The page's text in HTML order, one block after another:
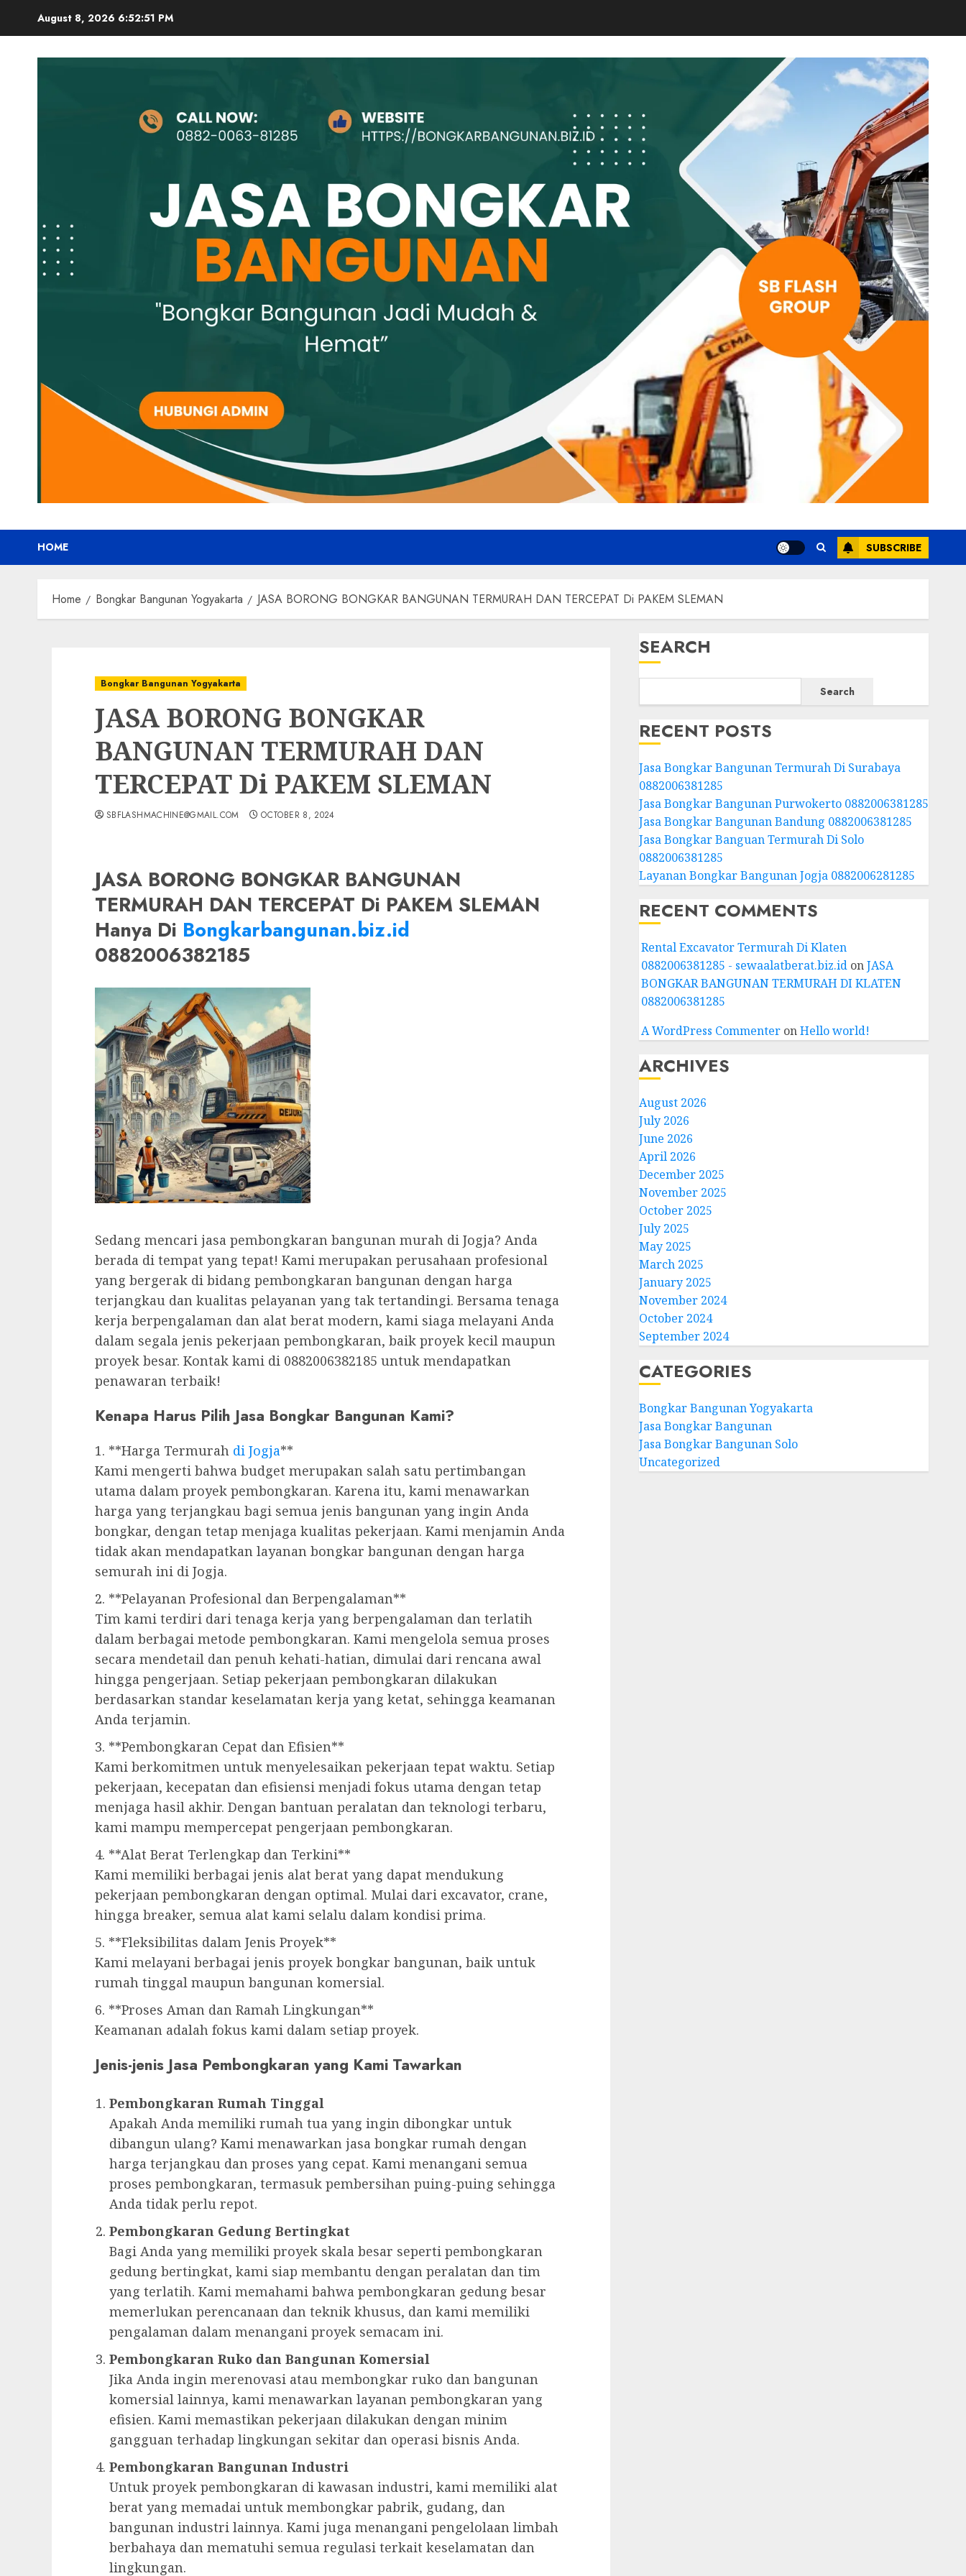
August 8, 2026 6:52:52 PM
HOME SUBSCRIBE
Home Bongkar Bangunan Yogyakarta JASA BORONG BONGKAR BANGUNAN TERMURAH DAN TERCEPAT Di PAKEM SLEMAN
Bongkar Bangunan Yogyakarta
JASA BORONG BONGKAR
BANGUNAN TERMURAH DAN
TERCEPAT Di PAKEM SLEMAN
SBFLASHMACHINE@GMAIL.COM OCTOBER 8, 2024
JASA BORONG BONGKAR BANGUNAN
TERMURAH DAN TERCEPAT Di PAKEM SLEMAN
Hanya Di Bongkarbangunan.biz.id
0882006382185
Sedang mencari jasa pembongkaran bangunan murah di Jogja? Anda
berada di tempat yang tepat! Kami merupakan perusahaan profesional
yang bergerak di bidang pembongkaran bangunan dengan harga
terjangkau dan kualitas pelayanan yang tak tertandingi. Bersama tenaga
kerja berpengalaman dan alat berat modern, kami siaga melayani Anda
dalam segala jenis pekerjaan pembongkaran, baik proyek kecil maupun
proyek besar. Kontak kami di 0882006382185 untuk mendapatkan
penawaran terbaik!
Kenapa Harus Pilih Jasa Bongkar Bangunan Kami?
1. **Harga Termurah di Jogja**
Kami mengerti bahwa budget merupakan salah satu pertimbangan
utama dalam proyek pembongkaran. Karena itu, kami menawarkan
harga yang terjangkau bagi semua jenis bangunan yang ingin Anda
bongkar, dengan tetap menjaga kualitas pekerjaan. Kami menjamin Anda
tidak akan mendapatkan layanan bongkar bangunan dengan harga
semurah ini di Jogja.
2. **Pelayanan Profesional dan Berpengalaman**
Tim kami terdiri dari tenaga kerja yang berpengalaman dan terlatih
dalam berbagai metode pembongkaran. Kami mengelola semua proses
secara mendetail dan penuh kehati-hatian, dimulai dari rencana awal
hingga pengerjaan. Setiap pekerjaan pembongkaran dilakukan
berdasarkan standar keselamatan kerja yang ketat, sehingga keamanan
Anda terjamin.
3. **Pembongkaran Cepat dan Efisien**
Kami berkomitmen untuk menyelesaikan pekerjaan tepat waktu. Setiap
pekerjaan, kecepatan dan efisiensi menjadi fokus utama dengan tetap
menjaga hasil akhir. Dengan bantuan peralatan dan teknologi terbaru,
kami mampu mempercepat pengerjaan pembongkaran.
4. **Alat Berat Terlengkap dan Terkini**
Kami memiliki berbagai jenis alat berat yang dapat mendukung
pekerjaan pembongkaran dengan optimal. Mulai dari excavator, crane,
hingga breaker, semua alat kami selalu dalam kondisi prima.
5. **Fleksibilitas dalam Jenis Proyek**
Kami melayani berbagai jenis proyek bongkar bangunan, baik untuk
rumah tinggal maupun bangunan komersial.
6. **Proses Aman dan Ramah Lingkungan**
Keamanan adalah fokus kami dalam setiap proyek.
Jenis-jenis Jasa Pembongkaran yang Kami Tawarkan
Pembongkaran Rumah Tinggal
Apakah Anda memiliki rumah tua yang ingin dibongkar untuk
dibangun ulang? Kami menawarkan jasa bongkar rumah dengan
harga terjangkau dan proses yang cepat. Kami menangani semua
proses pembongkaran, termasuk pembersihan puing-puing sehingga
Anda tidak perlu repot.
Pembongkaran Gedung Bertingkat
Bagi Anda yang memiliki proyek skala besar seperti pembongkaran
gedung bertingkat, kami siap membantu dengan peralatan dan tim
yang terlatih. Kami memahami bahwa pembongkaran gedung besar
memerlukan perencanaan dan teknik khusus, dan kami memiliki
pengalaman dalam menangani proyek semacam ini.
Pembongkaran Ruko dan Bangunan Komersial
Jika Anda ingin merenovasi atau membongkar ruko dan bangunan
komersial lainnya, kami menawarkan layanan pembongkaran yang
efisien. Kami memastikan pekerjaan dilakukan dengan minim
gangguan terhadap lingkungan sekitar dan operasi bisnis Anda.
Pembongkaran Bangunan Industri
Untuk proyek pembongkaran di kawasan industri, kami memiliki alat
berat yang memadai untuk membongkar pabrik, gudang, dan
bangunan industri lainnya. Kami juga menangani pengelolaan limbah
berbahaya dan mematuhi semua regulasi terkait keselamatan dan
lingkungan.
SEARCH
Search
RECENT POSTS
Jasa Bongkar Bangunan Termurah Di Surabaya
0882006381285
Jasa Bongkar Bangunan Purwokerto 0882006381285
Jasa Bongkar Bangunan Bandung 0882006381285
Jasa Bongkar Banguan Termurah Di Solo
0882006381285
Layanan Bongkar Bangunan Jogja 0882006281285
RECENT COMMENTS
Rental Excavator Termurah Di Klaten
0882006381285 - sewaalatberat.biz.idonJASA
BONGKAR BANGUNAN TERMURAH DI KLATEN
0882006381285
A WordPress CommenteronHello world!
ARCHIVES
August 2026
July 2026
June 2026
April 2026
December 2025
November 2025
October 2025
July 2025
May 2025
March 2025
January 2025
November 2024
October 2024
September 2024
CATEGORIES
Bongkar Bangunan Yogyakarta
Jasa Bongkar Bangunan
Jasa Bongkar Bangunan Solo
Uncategorized